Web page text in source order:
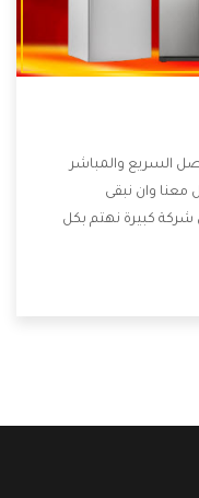
السريع والمباشر
معنا وان نبقى
كبيرة نهتم بكل
التى تكون من أهم